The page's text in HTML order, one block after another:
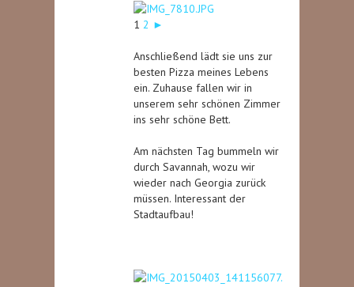
1 2 ►
Anschließend lädt sie uns zur
besten Pizza meines Lebens
ein. Zuhause fallen wir in
unserem sehr schönen Zimmer
ins sehr schöne Bett.
Am nächsten Tag bummeln wir
durch Savannah, wozu wir
wieder nach Georgia zurück
müssen. Interessant der
Stadtaufbau!